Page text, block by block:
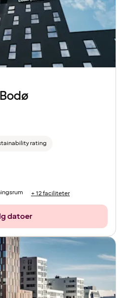
rating
+ 12 faciliteter
datoer